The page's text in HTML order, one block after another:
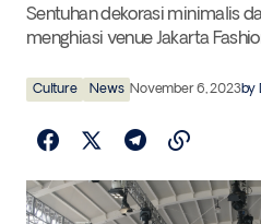
Sentuhan dekorasi minimalis
menghiasi venue Jakarta
Culture News November 6, 2023by